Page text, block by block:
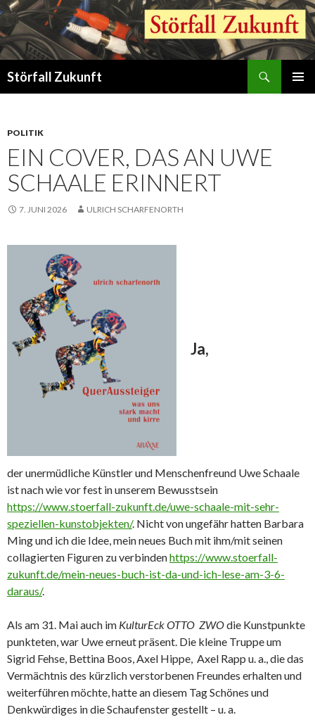
Störfall Zukunft
POLITIK
EIN COVER, DAS AN UWE
SCHAALE ERINNERT
7. JUNI 2026 ULRICH SCHARFENORTH
Ja,
der unermüdliche Künstler und Menschenfreund Uwe Schaale
ist nach wie vor fest in unserem Bewusstsein
https://www.stoerfall-zukunft.de/uwe-schaale-mit-sehr-
speziellen-kunstobjekten/. Nicht von ungefähr hatten Barbara
Ming und ich die Idee, mein neues Buch mit ihm/mit seinen
collagierten Figuren zu verbindenhttps://www.stoerfall-
zukunft.de/mein-neues-buch-ist-da-und-ich-lese-am-3-6-
daraus/.
Als am 31. Mai auch im KulturEck OTTO ZWOdie Kunstpunkte
punkteten, war Uwe erneut präsent. Die kleine Truppe um
Sigrid Fehse, Bettina Boos, Axel Hippe, Axel Rapp u. a., die das
Vermächtnis des kürzlich verstorbenen Freundes erhalten und
weiterführen möchte, hatte an diesem Tag Schönes und
Denkwürdiges in die Schaufenster gestellt – u. a.